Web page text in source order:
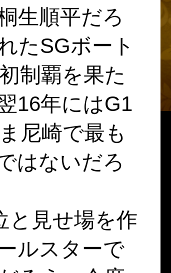
生順平だろ
たSGボート
制覇を果た
16年にはG1
尼崎で最も
はないだろ
と見せ場を作
ルスターで